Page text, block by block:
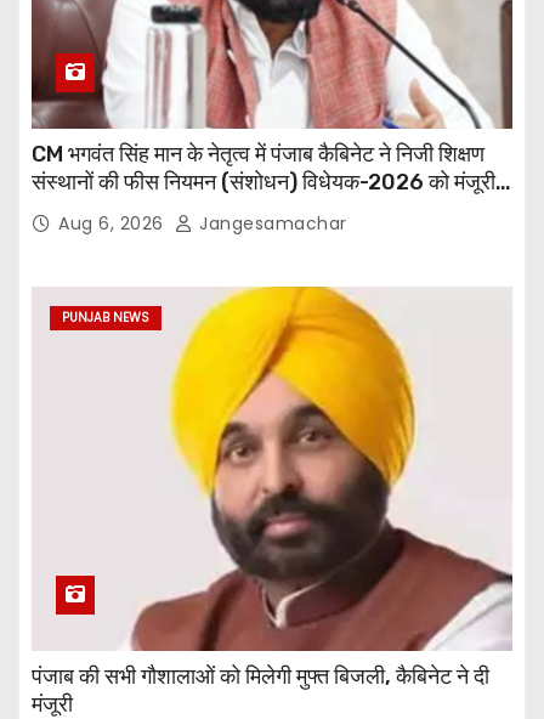
CM भगवंत सिंह मान के नेतृत्व में पंजाब कैबिनेट ने निजी शिक्षण
संस्थानों की फीस नियमन (संशोधन) विधेयक-2026 को मंजूरी
दी Aug 6, 2026 Jangesamachar
PUNJAB NEWS
पंजाब की सभी गौशालाओं को मिलेगी मुफ्त बिजली, कैबिनेट ने दी
मंजूरी